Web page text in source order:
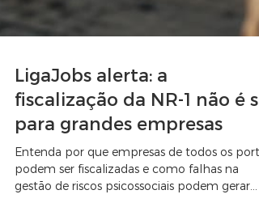
LigaJobs alerta: a
fiscalização da NR-1 não é só
para grandes empresas
Entenda por que empresas de todos os
podem ser fiscalizadas e como falhas na